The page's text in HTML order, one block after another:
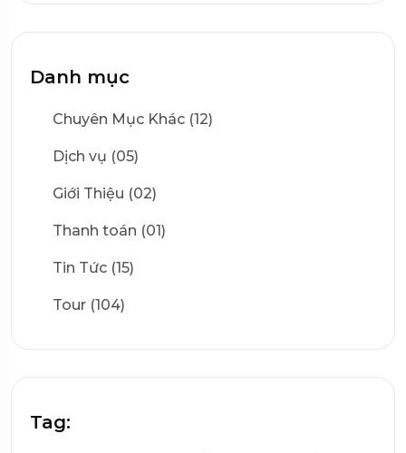
Danh mục
Chuyên Mục Khác (12)
Dịch vụ (05)
Giới Thiệu (02)
Thanh toán (01)
Tin Tức (15)
Tour (104)
Tag: